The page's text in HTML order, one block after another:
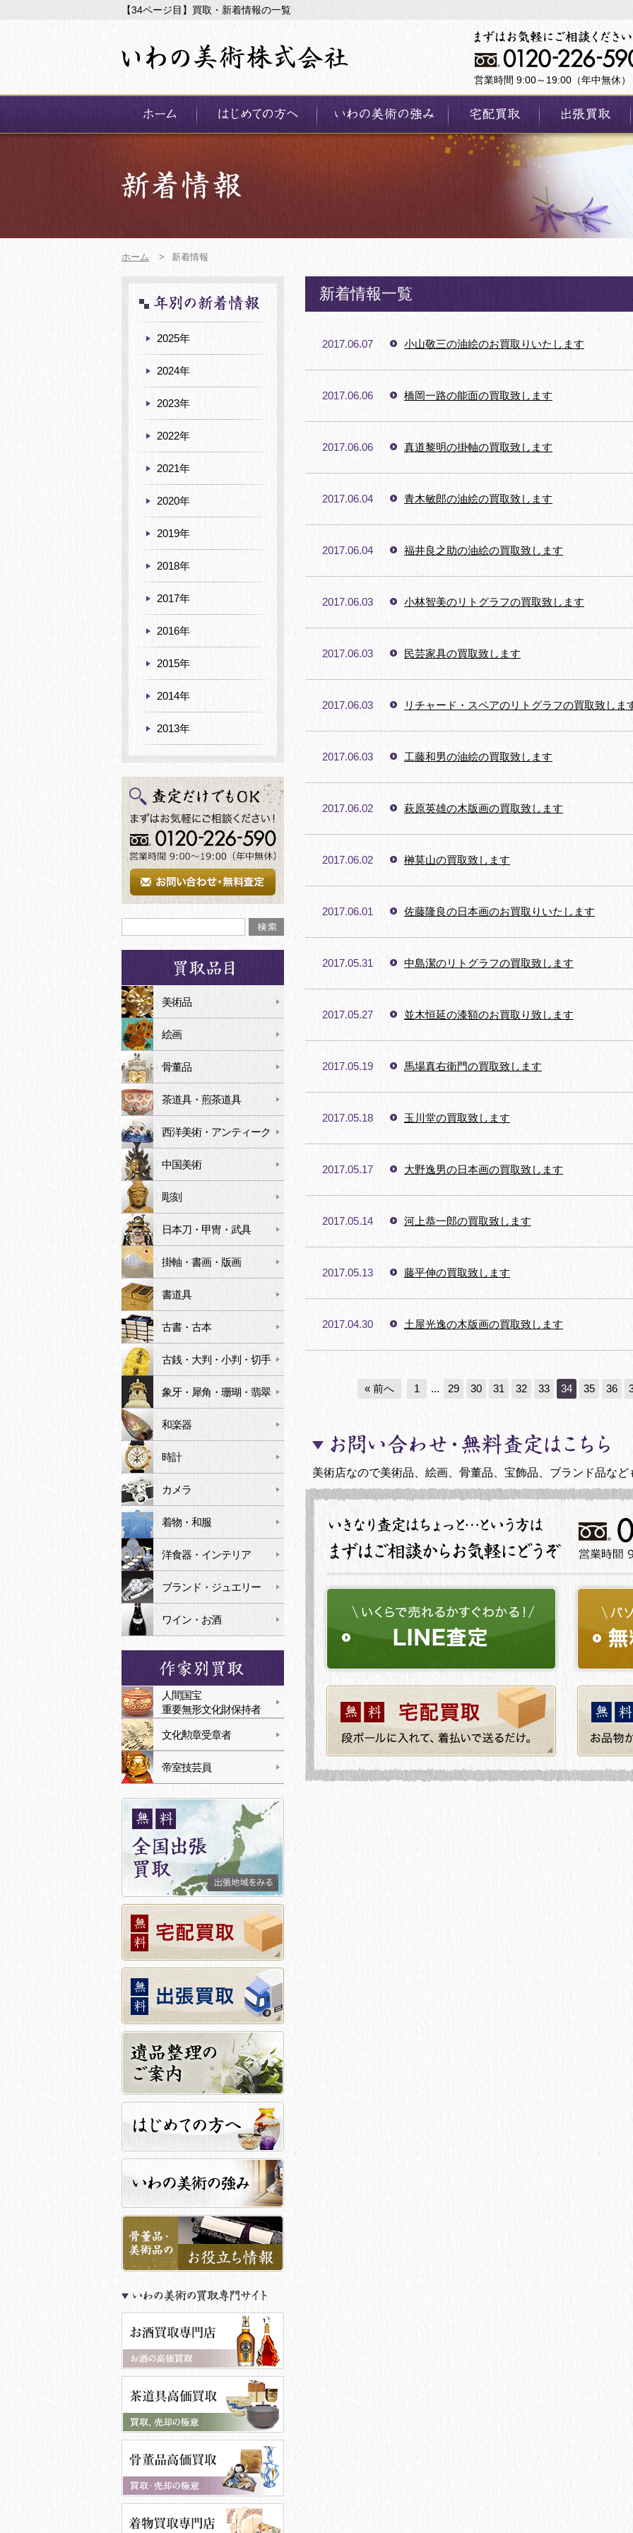
【34ページ目】買取・新着情報の一覧
営業時間 9:00～19:00（年中無休）
ホーム > 新着情報
新着情報一覧
2017.06.07 小山敬三の油絵のお買取りいたします
2017.06.06 橋岡一路の能面の買取致します
2017.06.06 真道黎明の掛軸の買取致します
2017.06.04 青木敏郎の油絵の買取致します
2017.06.04 福井良之助の油絵の買取致します
2017.06.03 小林智美のリトグラフの買取致します
2017.06.03 民芸家具の買取致します
2017.06.03 リチャード・スペアのリトグラフの買取致しま
2017.06.03 工藤和男の油絵の買取致します
2017.06.02 萩原英雄の木版画の買取致します
2017.06.02 榊莫山の買取致します
2017.06.01 佐藤隆良の日本画のお買取りいたします
2017.05.31 中島潔のリトグラフの買取致します
2017.05.27 並木恒延の漆額のお買取り致します
2017.05.19 馬場真右衛門の買取致します
2017.05.18 玉川堂の買取致します
2017.05.17 大野逸男の日本画の買取致します
2017.05.14 河上恭一郎の買取致します
2017.05.13 藤平伸の買取致します
2017.04.30 土屋光逸の木版画の買取致します
« 前へ 1 ... 29 30 31 32 33 34 35 36
美術店なので美術品、絵画、骨董品、宝飾品、ブランド品な
2025年
2024年
2023年
2022年
2021年
2020年
2019年
2018年
2017年
2016年
2015年
2014年
2013年
美術品
絵画
骨董品
茶道具・煎茶道具
西洋美術・アンティーク
中国美術
彫刻
日本刀・甲冑・武具
掛軸・書画・版画
書道具
古書・古本
古銭・大判・小判・切手
象牙・犀角・珊瑚・翡翠
和楽器
時計
カメラ
着物・和服
洋食器・インテリア
ブランド・ジュエリー
ワイン・お酒
人間国宝
重要無形文化財保持者
文化勲章受章者
帝室技芸員